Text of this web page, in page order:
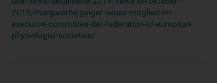
2019/margarethe-geiger-neues-mitglied-im-
executive-committee-der-federation-of-european-
physiologial-societies/